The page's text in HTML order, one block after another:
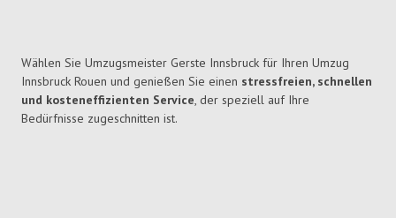
Wählen Sie Umzugsmeister Gerste Innsbruck für Ihren Umzug
Innsbruck Rouen und genießen Sie einen stressfreien, schnellen
und kosteneffizienten Service, der speziell auf Ihre
Bedürfnisse zugeschnitten ist.